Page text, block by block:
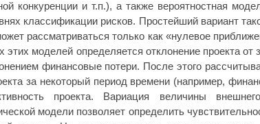
конкуренции и т.п.), а также вероятностная
классификации рисков. Простейший вариант
рассматриваться только как «нулевое
этих моделей определяется отклонение проекта от
финансовые потери. После этого
за некоторый период времени (например,
проекта. Вариация величины
модели позволяет определить